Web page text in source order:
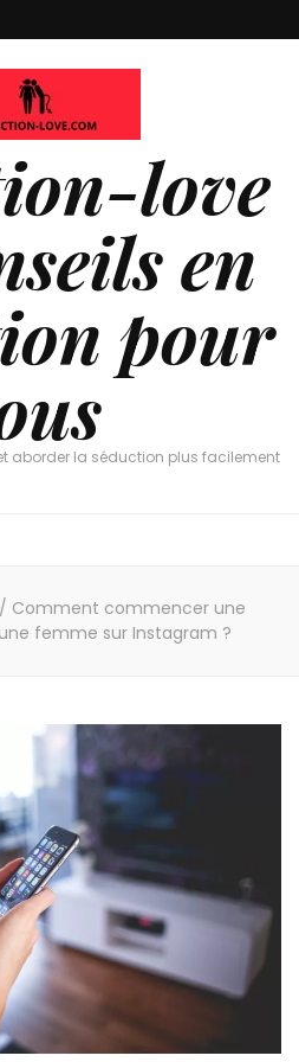
love
en
pour
aborder la séduction plus facilement
/ Comment commencer une
femme sur Instagram ?